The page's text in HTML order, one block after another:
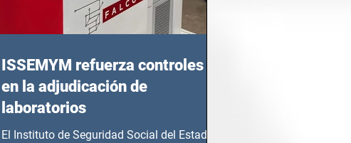
ISSEMYM refuerza controles
en la adjudicación de
laboratorios
El Instituto de Seguridad Social del Estado